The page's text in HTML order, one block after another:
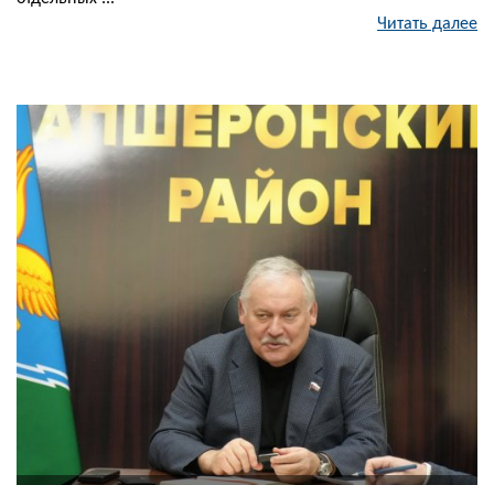
Читать далее